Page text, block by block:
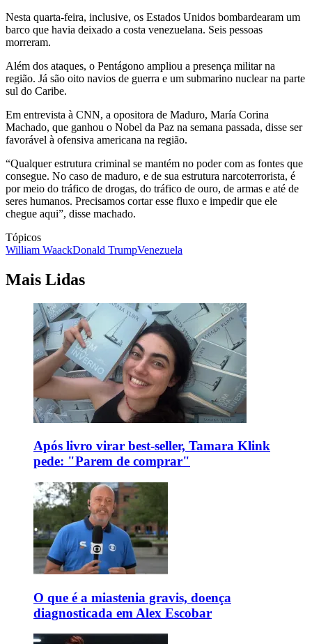
Nesta quarta-feira, inclusive, os Estados Unidos bombardearam um
barco que havia deixado a costa venezuelana. Seis pessoas
morreram.
Além dos ataques, o Pentágono ampliou a presença militar na
região. Já são oito navios de guerra e um submarino nuclear na parte
sul do Caribe.
Em entrevista à CNN, a opositora de Maduro, María Corina
Machado, que ganhou o Nobel da Paz na semana passada, disse ser
favorável à ofensiva americana na região.
“Qualquer estrutura criminal se mantém no poder com as fontes que
consegue. No caso de maduro, e de sua estrutura narcoterrorista, é
por meio do tráfico de drogas, do tráfico de ouro, de armas e até de
seres humanos. Precisamos cortar esse fluxo e impedir que ele
chegue aqui”, disse machado.
Tópicos
William WaackDonald TrumpVenezuela
Mais Lidas
Após livro virar best-seller, Tamara Klink
pede: "Parem de comprar"
O que é a miastenia gravis, doença
diagnosticada em Alex Escobar